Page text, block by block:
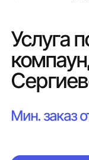
Услуга
Мин. заказ